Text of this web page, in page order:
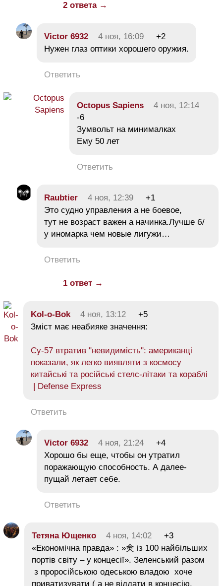
2 ответа →
Victor 6932 4 ноя, 16:09
+2
Нужен глаз оптики хорошего оружия.
Ответить
Octopus Sapiens
4 ноя, 12:14
-6
Зумвольт на минималках
Ему 50 лет
Ответить
Raubtier 4 ноя, 12:39
+1
Это судно управления а не боевое,
тут не возраст важен а начинка.Лучше б/
у иномарка чем новые лигужи…
Ответить
1 ответ →
Kol-o-Bok 4 ноя, 13:12
+5
Зміст має неабияке значення:
Су-57 втратив "невидимість": американці
показали, як легко виявляти з космосу
китайські та російські стелс-літаки та кораблі
| Defense Express
Ответить
Victor 6932 4 ноя, 21:24
+4
Хорошо бы еще, чтобы он утратил
поражающую способность. А далее-
пущай летает себе.
Ответить
Тетяна Ющенко 4 ноя, 14:02
+3
«Економічна правда» : »㑒 із 100 найбільших
портів світу – у концесії». Зеленський разом
з проросійською одеською владою хоче
приватизувати ( а не віддати в концесію,